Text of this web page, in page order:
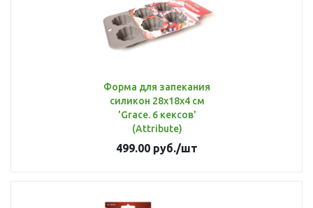
Форма для запекания
силикон 28х18х4 см
'Grace. 6 кексов'
(Attribute)
499.00 руб./шт